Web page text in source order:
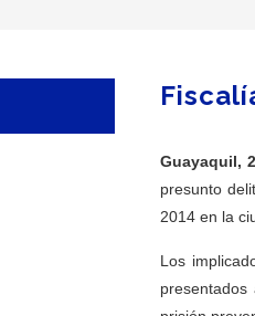
Guayaquil,
presunto
2014 en la
Los